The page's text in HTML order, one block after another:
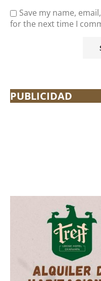
Save my name,
for the next time I
PUBLICIDAD